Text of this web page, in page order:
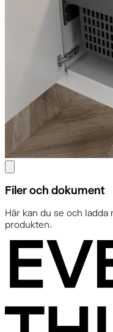
Filer och dokument
Här kan du se och
produkten.